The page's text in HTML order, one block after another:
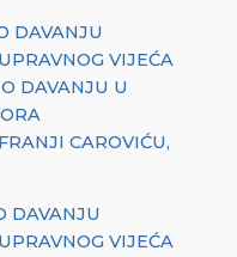
DAVANJU
VIJEĆA
DAVANJU U
CAROVIĆU,
DAVANJU
VIJEĆA